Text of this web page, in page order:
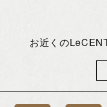
お近くの